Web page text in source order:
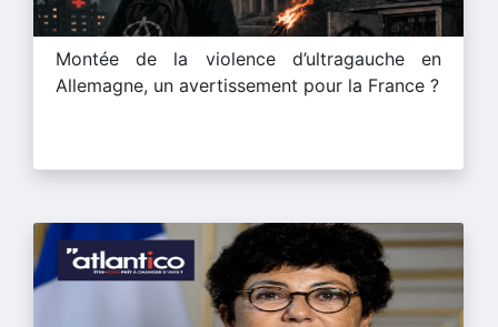
Montée de la violence d’ultragauche en
Allemagne, un avertissement pour la France ?